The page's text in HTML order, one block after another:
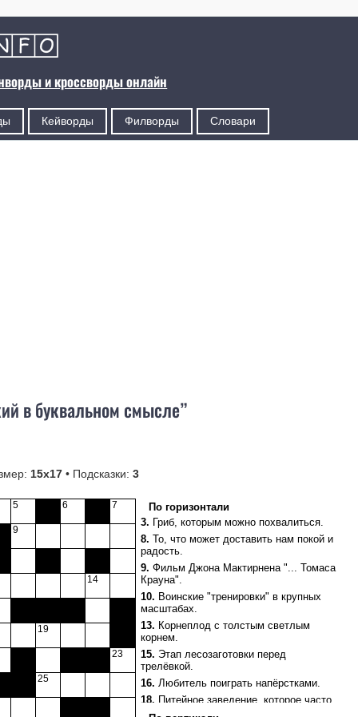
и кроссворды онлайн
Кейворды Филворды Словари
в буквальном смысле”
15х17 • Подсказки:3
По горизонтали
3. Гриб, которым можно похвалиться.
8.То, что может доставить нам покой и
радость.
9.Фильм Джона Мактирнена "... Томаса
Крауна".
10. Воинские "тренировки" в крупных
масштабах.
13. Корнеплод с толстым светлым
корнем.
15. Этап лесозаготовки перед
трелёвкой.
16. Любитель поиграть напёрстками.
18. Питейное заведение, которое часто
упоминал Есенин.
5 6 7
9
14
19
23
25